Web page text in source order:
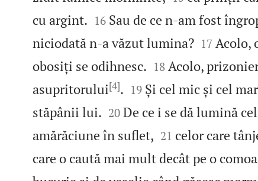
cu argint.
16 Sau de ce n‑am fost
niciodată n‑a văzut lumina?
17 Acolo,
obosiți se odihnesc.
18 Acolo,
asupritorului[4].
19 Și cel mic și cel
stăpânii lui.
20 De ce i se dă lumină
amărăciune în suflet,
21 celor care
care o caută mai mult decât pe o